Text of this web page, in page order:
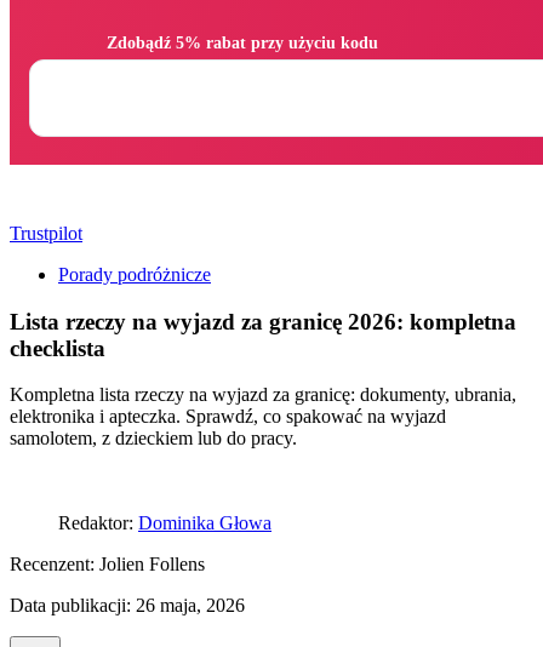
Trustpilot
Porady podróżnicze
Lista rzeczy na wyjazd za granicę 2026: kompletna
checklista
Kompletna lista rzeczy na wyjazd za granicę: dokumenty, ubrania,
elektronika i apteczka. Sprawdź, co spakować na wyjazd
samolotem, z dzieckiem lub do pracy.
Redaktor: Dominika Głowa
Recenzent: Jolien Follens
Data publikacji: 26 maja, 2026